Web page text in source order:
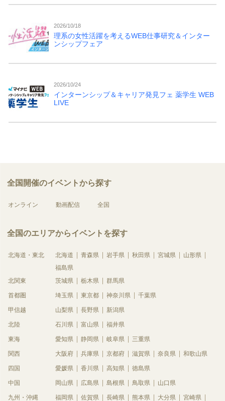
2026/10/18
理系の女性活躍を考えるWEB仕事研究＆インター
ンシップフェア
2026/10/24
インターンシップ＆キャリア発見フェ 薬学生 WEB
LIVE
全国開催のイベントから探す
オンライン 動画配信 全国
全国のエリアからイベントを探す
北海道・東北 北海道 青森県 岩手県 秋田県 宮城県
山形県
福島県
北関東
茨城県 栃木県 群馬県
首都圏 埼玉県 東京都 神奈川県 千葉県
甲信越 山梨県 長野県 新潟県
北陸 石川県 富山県 福井県
東海 愛知県 静岡県 岐阜県 三重県
関西 大阪府 兵庫県 京都府 滋賀県 奈良県 和歌山県
四国 愛媛県 香川県 高知県 徳島県
中国 岡山県 広島県 島根県 鳥取県 山口県
九州・沖縄 福岡県 佐賀県 長崎県 熊本県 大分県
宮崎県